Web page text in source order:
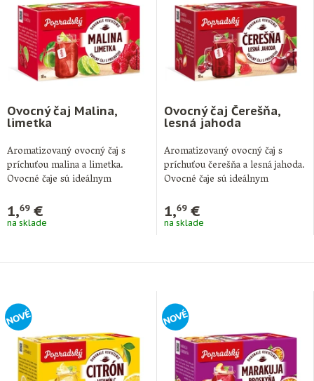
Ovocný čaj Malina,
limetka
Aromatizovaný ovocný čaj s
príchuťou malina a limetka.
Ovocné čaje sú ideálnym
1,69€
na sklade
Ovocný čaj Čerešňa,
lesná jahoda
Aromatizovaný ovocný čaj s
príchuťou čerešňa a lesná jahoda.
Ovocné čaje sú ideálnym
1,69€
na sklade